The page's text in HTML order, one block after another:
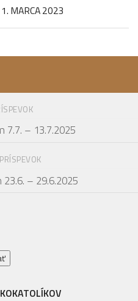
1. MARCA 2023
7.7. – 13.7.2025
23.6. – 29.6.2025